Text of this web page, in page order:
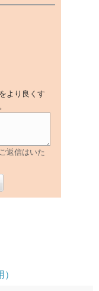
より良くす
返信はいた